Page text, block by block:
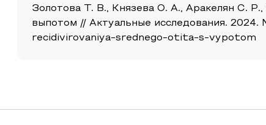
Золотова Т. В., Князева О. А., Аракелян С.
выпотом // Актуальные исследования.
recidivirovaniya-srednego-otita-s-vypotom